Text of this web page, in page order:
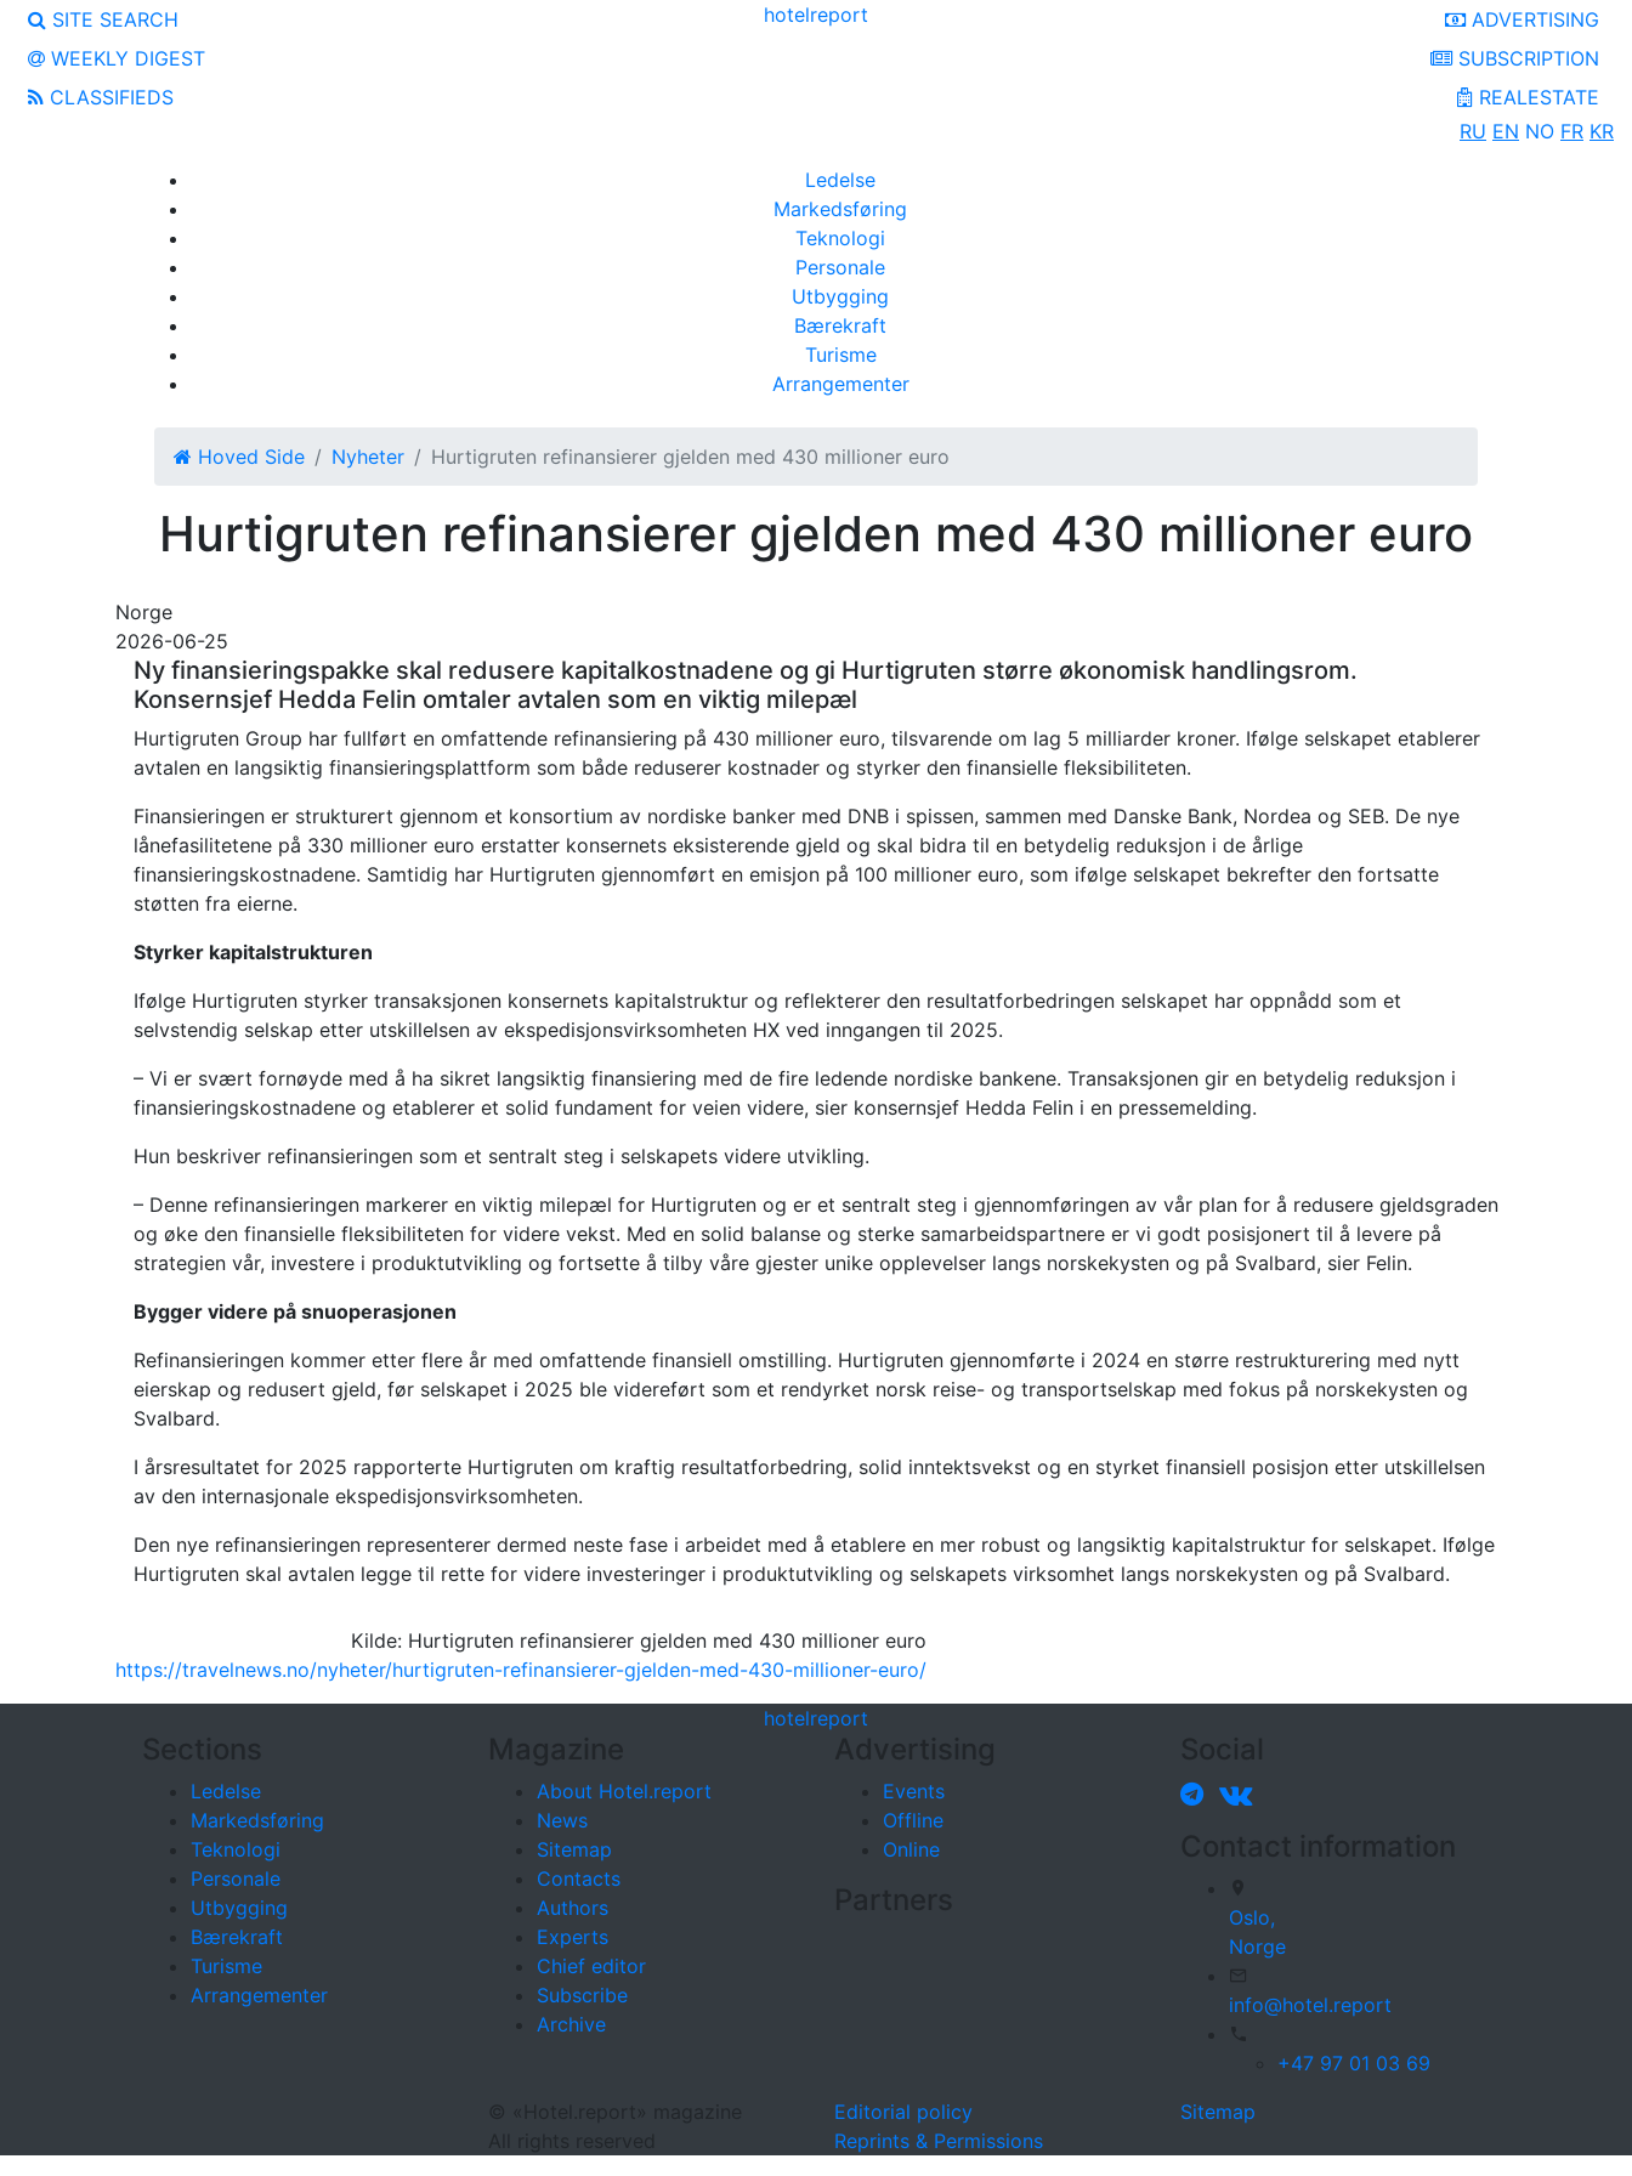
hotelreport
SITE SEARCH
WEEKLY DIGEST
CLASSIFIEDS
ADVERTISING
SUBSCRIPTION
REALESTATE
RU EN NO FR KR
Ledelse
Markedsføring
Teknologi
Personale
Utbygging
Bærekraft
Turisme
Arrangementer
Hoved Side Nyheter Hurtigruten refinansierer gjelden med 430 millioner euro
Hurtigruten refinansierer gjelden med 430 millioner euro
Norge
2026-06-25
Ny finansieringspakke skal redusere kapitalkostnadene og gi Hurtigruten større økonomisk handlingsrom.
Konsernsjef Hedda Felin omtaler avtalen som en viktig milepæl
Hurtigruten Group har fullført en omfattende refinansiering på 430 millioner euro, tilsvarende om lag 5 milliarder kroner. Ifølge selskapet etablerer
avtalen en langsiktig finansieringsplattform som både reduserer kostnader og styrker den finansielle fleksibiliteten.
Finansieringen er strukturert gjennom et konsortium av nordiske banker med DNB i spissen, sammen med Danske Bank, Nordea og SEB. De nye
lånefasilitetene på 330 millioner euro erstatter konsernets eksisterende gjeld og skal bidra til en betydelig reduksjon i de årlige
finansieringskostnadene. Samtidig har Hurtigruten gjennomført en emisjon på 100 millioner euro, som ifølge selskapet bekrefter den fortsatte
støtten fra eierne.
Styrker kapitalstrukturen
Ifølge Hurtigruten styrker transaksjonen konsernets kapitalstruktur og reflekterer den resultatforbedringen selskapet har oppnådd som et
selvstendig selskap etter utskillelsen av ekspedisjonsvirksomheten HX ved inngangen til 2025.
– Vi er svært fornøyde med å ha sikret langsiktig finansiering med de fire ledende nordiske bankene. Transaksjonen gir en betydelig reduksjon i
finansieringskostnadene og etablerer et solid fundament for veien videre, sier konsernsjef Hedda Felin i en pressemelding.
Hun beskriver refinansieringen som et sentralt steg i selskapets videre utvikling.
– Denne refinansieringen markerer en viktig milepæl for Hurtigruten og er et sentralt steg i gjennomføringen av vår plan for å redusere gjeldsgraden
og øke den finansielle fleksibiliteten for videre vekst. Med en solid balanse og sterke samarbeidspartnere er vi godt posisjonert til å levere på
strategien vår, investere i produktutvikling og fortsette å tilby våre gjester unike opplevelser langs norskekysten og på Svalbard, sier Felin.
Bygger videre på snuoperasjonen
Refinansieringen kommer etter flere år med omfattende finansiell omstilling. Hurtigruten gjennomførte i 2024 en større restrukturering med nytt
eierskap og redusert gjeld, før selskapet i 2025 ble videreført som et rendyrket norsk reise- og transportselskap med fokus på norskekysten og
Svalbard.
I årsresultatet for 2025 rapporterte Hurtigruten om kraftig resultatforbedring, solid inntektsvekst og en styrket finansiell posisjon etter utskillelsen
av den internasjonale ekspedisjonsvirksomheten.
Den nye refinansieringen representerer dermed neste fase i arbeidet med å etablere en mer robust og langsiktig kapitalstruktur for selskapet. Ifølge
Hurtigruten skal avtalen legge til rette for videre investeringer i produktutvikling og selskapets virksomhet langs norskekysten og på Svalbard.
Kilde: Hurtigruten refinansierer gjelden med 430 millioner euro
https://travelnews.no/nyheter/hurtigruten-refinansierer-gjelden-med-430-millioner-euro/
hotelreport
Sections
Ledelse
Markedsføring
Teknologi
Personale
Utbygging
Bærekraft
Turisme
Arrangementer
Magazine
About Hotel.report
News
Sitemap
Contacts
Authors
Experts
Chief editor
Subscribe
Archive
Advertising
Events
Offline
Online
Partners
Social
Contact information
Oslo,
Norge
info@hotel.report
+47 97 01 03 69
©
«Hotel.report» magazine
All rights reserved
Editorial policy
Reprints & Permissions
Sitemap